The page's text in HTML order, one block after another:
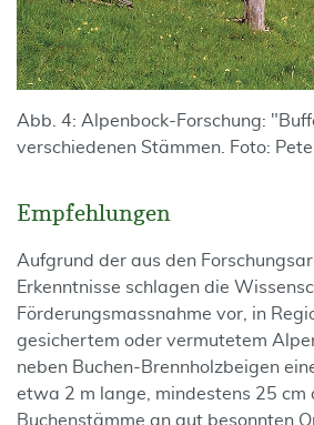
Abb. 4: Alpenbock-Forschung:
verschiedenen Stämmen. Foto:
Empfehlungen
Aufgrund der aus den
Erkenntnisse schlagen die
Förderungsmassnahme vor, in
gesichertem oder vermutetem
neben Buchen-Brennholzbeigen
etwa 2 m lange, mindestens 25 cm
Buchenstämme an gut besonnten